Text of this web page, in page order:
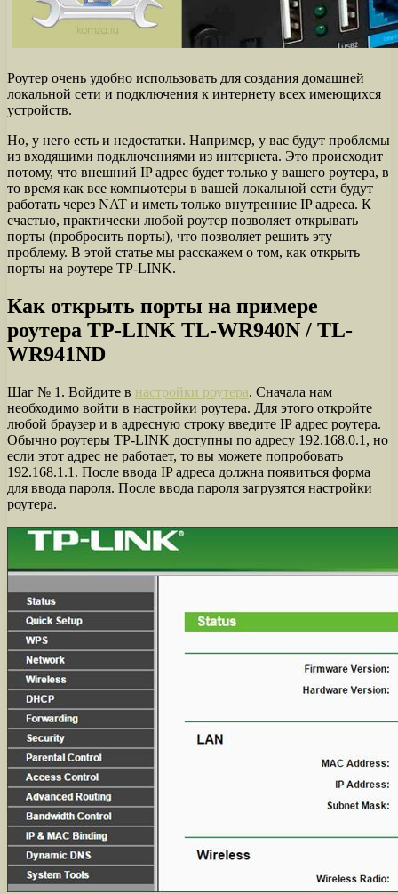
Роутер очень удобно использовать для создания домашней
локальной сети и подключения к интернету всех имеющихся
устройств.
Но, у него есть и недостатки. Например, у вас будут проблемы
из входящими подключениями из интернета. Это происходит
потому, что внешний IP адрес будет только у вашего роутера, в
то время как все компьютеры в вашей локальной сети будут
работать через NAT и иметь только внутренние IP адреса. К
счастью, практически любой роутер позволяет открывать
порты (пробросить порты), что позволяет решить эту
проблему. В этой статье мы расскажем о том, как открыть
порты на роутере TP-LINK.
Как открыть порты на примере
роутера TP-LINK TL-WR940N / TL-
WR941ND
Шаг № 1. Войдите в настройки роутера. Сначала нам
необходимо войти в настройки роутера. Для этого откройте
любой браузер и в адресную строку введите IP адрес роутера.
Обычно роутеры TP-LINK доступны по адресу 192.168.0.1, но
если этот адрес не работает, то вы можете попробовать
192.168.1.1. После ввода IP адреса должна появиться форма
для ввода пароля. После ввода пароля загрузятся настройки
роутера.